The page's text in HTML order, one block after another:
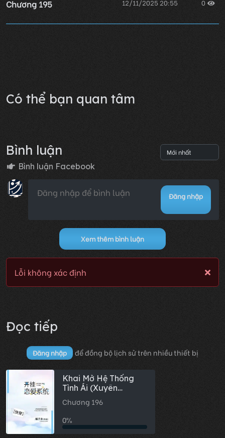
Chương 195 12/11/2025 20:55 0
Có thể bạn quan tâm
Bình luận
Bình luận Facebook
Đăng nhập
Xem thêm bình luận
Lỗi không xác định
Đọc tiếp
Đăng nhập để đồng bộ lịch sử trên nhiều thiết bị
Khai Mở Hệ Thống
Tình Ái (Xuyên
Nhanh)
Chương 196
0%